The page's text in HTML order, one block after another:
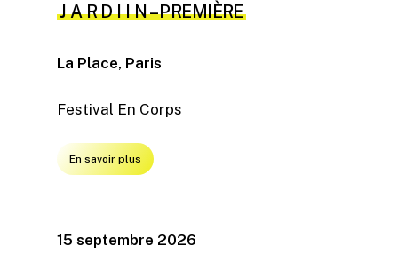
J A R D I I N – PREMIÈRE
La Place, Paris
Festival En Corps
En savoir plus
15 septembre 2026